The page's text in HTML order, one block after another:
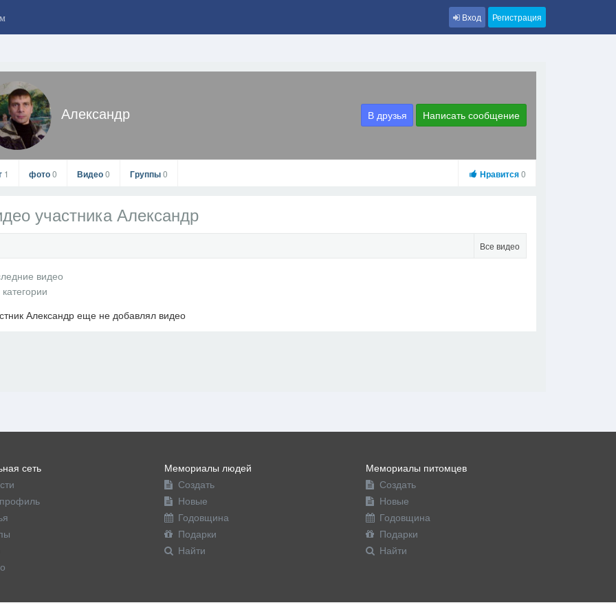
Вход Регистрация
Александр В друзья Написать сообщение
Александр
1 фото0 Видео0 Группы0 Нравится0
участника Александр
Все видео
Александр еще не добавлял видео
сеть
Мемориалы людей
Создать
Новые
Годовщина
Подарки
Найти
Мемориалы питомцев
Создать
Новые
Годовщина
Подарки
Найти